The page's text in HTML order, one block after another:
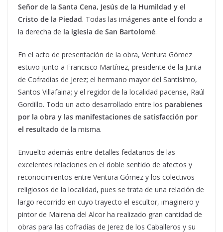
Señor de la Santa Cena, Jesús de la Humildad y el
Cristo de la Piedad. Todas las imágenes ante el fondo a
la derecha de la iglesia de San Bartolomé.
En el acto de presentación de la obra, Ventura Gómez
estuvo junto a Francisco Martínez, presidente de la Junta
de Cofradías de Jerez; el hermano mayor del Santísimo,
Santos Villafaina; y el regidor de la localidad pacense, Raúl
Gordillo. Todo un acto desarrollado entre los parabienes
por la obra y las manifestaciones de satisfacción por
el resultado de la misma.
Envuelto además entre detalles fedatarios de las
excelentes relaciones en el doble sentido de afectos y
reconocimientos entre Ventura Gómez y los colectivos
religiosos de la localidad, pues se trata de una relación de
largo recorrido en cuyo trayecto el escultor, imaginero y
pintor de Mairena del Alcor ha realizado gran cantidad de
obras para las cofradías de Jerez de los Caballeros y su